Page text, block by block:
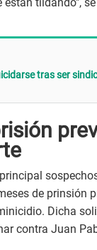
tras ser
de prinsión
Dicha
contra Juan